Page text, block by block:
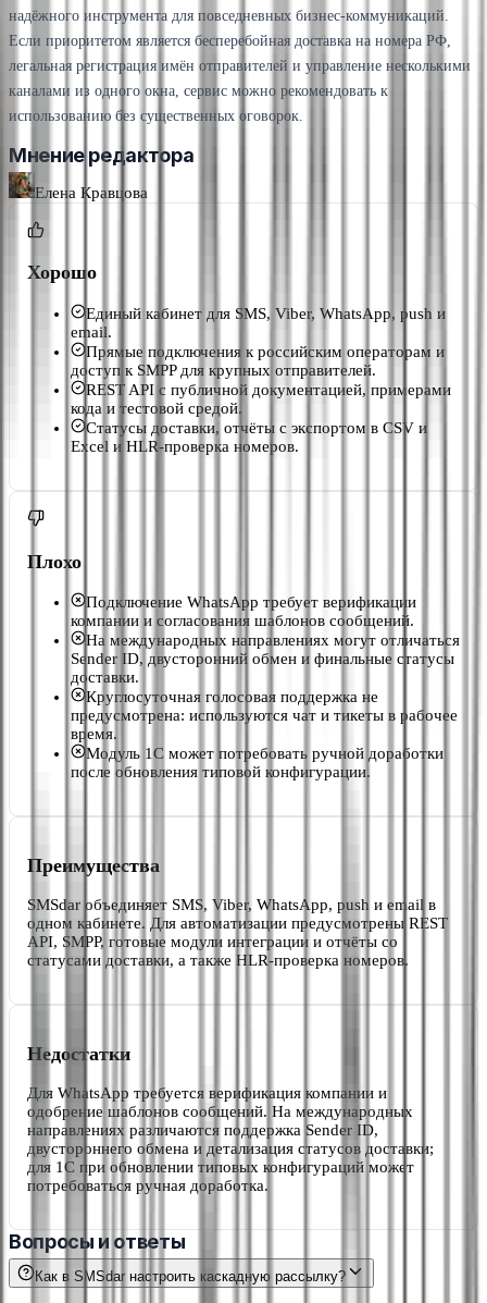
надёжного инструмента для повседневных бизнес-коммуникаций.
Если приоритетом является бесперебойная доставка на номера РФ,
легальная регистрация имён отправителей и управление несколькими
каналами из одного окна, сервис можно рекомендовать к
использованию без существенных оговорок.
Мнение редактора
Елена Кравцова
Хорошо
Единый кабинет для SMS, Viber, WhatsApp, push и
email.
Прямые подключения к российским операторам и
доступ к SMPP для крупных отправителей.
REST API с публичной документацией, примерами
кода и тестовой средой.
Статусы доставки, отчёты с экспортом в CSV и
Excel и HLR-проверка номеров.
Плохо
Подключение WhatsApp требует верификации
компании и согласования шаблонов сообщений.
На международных направлениях могут отличаться
Sender ID, двусторонний обмен и финальные статусы
доставки.
Круглосуточная голосовая поддержка не
предусмотрена: используются чат и тикеты в рабочее
время.
Модуль 1С может потребовать ручной доработки
после обновления типовой конфигурации.
Преимущества
SMSdar объединяет SMS, Viber, WhatsApp, push и email в
одном кабинете. Для автоматизации предусмотрены REST
API, SMPP, готовые модули интеграции и отчёты со
статусами доставки, а также HLR-проверка номеров.
Недостатки
Для WhatsApp требуется верификация компании и
одобрение шаблонов сообщений. На международных
направлениях различаются поддержка Sender ID,
двустороннего обмена и детализация статусов доставки;
для 1С при обновлении типовых конфигураций может
потребоваться ручная доработка.
Вопросы и ответы
Как в SMSdar настроить каскадную рассылку?